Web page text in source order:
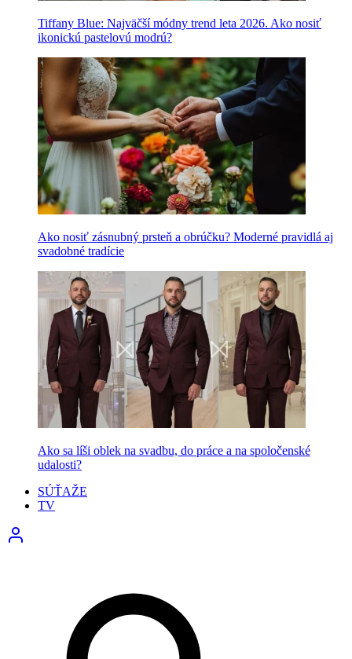
Tiffany Blue: Najväčší módny trend leta 2026. Ako nosiť
ikonickú pastelovú modrú?
Ako nosiť zásnubný prsteň a obrúčku? Moderné pravidlá aj
svadobné tradície
Ako sa líši oblek na svadbu, do práce a na spoločenské
udalosti?
SÚŤAŽE
TV